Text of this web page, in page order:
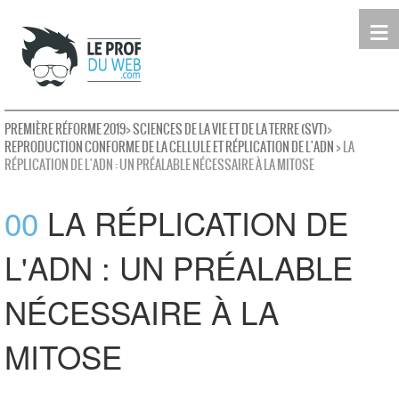
≡
leProfDuWeb
Seconde
Première
Terminale
Rechercher
PREMIÈRE RÉFORME 2019>SCIENCES DE LA VIE ET DE LA TERRE (SVT)>
REPRODUCTION CONFORME DE LA CELLULE ET RÉPLICATION DE L'ADN> LA
RÉPLICATION DE L'ADN : UN PRÉALABLE NÉCESSAIRE À LA MITOSE
00 LA RÉPLICATION DE
L'ADN : UN PRÉALABLE
NÉCESSAIRE À LA
MITOSE